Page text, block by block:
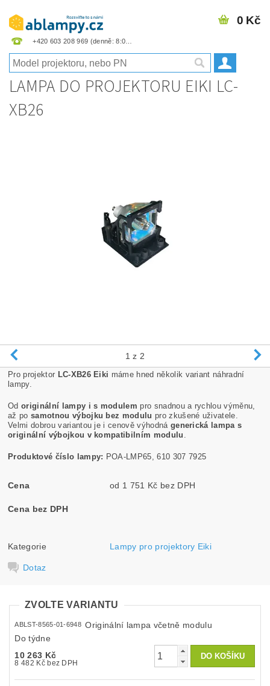
+420 603 208 969
0 Kč
LAMPA DO PROJEKTORU EIKI LC-
XB26
1 z 2
Pro projektor LC-XB26 Eiki máme hned několik variant náhradní
lampy.
Odoriginální lampy i s modulem pro snadnou a rychlou výměnu,
až posamotnou výbojku bez modulu pro zkušené uživatele.
Velmi dobrou variantou je i cenově výhodná generická lampa s
originální výbojkou v kompatibilním modulu
Produktové číslo lampy: POA-LMP65, 610 307 7925
Cena od 1 751 Kč bez DPH
Cena bez DPH
Kategorie Lampy pro projektory Eiki
Dotaz
ZVOLTE VARIANTU
ABLST-8565-01-6948 Originální lampa včetně modulu
Do týdne
10 263 Kč
8 482 Kč bez DPH